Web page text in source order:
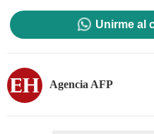
Unirme al
Agencia AFP